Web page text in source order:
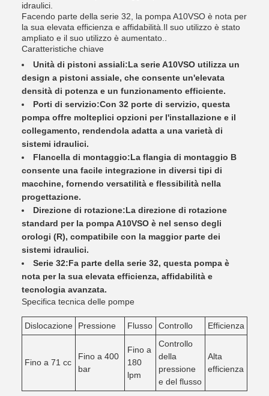
idraulici.
Facendo parte della serie 32, la pompa A10VSO è nota per
la sua elevata efficienza e affidabilità.Il suo utilizzo è stato
ampliato e il suo utilizzo è aumentato..
Caratteristiche chiave
Unità di pistoni assiali:La serie A10VSO utilizza un
design a pistoni assiale, che consente un'elevata
densità di potenza e un funzionamento efficiente.
Porti di servizio:Con 32 porte di servizio, questa
pompa offre molteplici opzioni per l'installazione e il
collegamento, rendendola adatta a una varietà di
sistemi idraulici.
Flancella di montaggio:La flangia di montaggio B
consente una facile integrazione in diversi tipi di
macchine, fornendo versatilità e flessibilità nella
progettazione.
Direzione di rotazione:La direzione di rotazione
standard per la pompa A10VSO è nel senso degli
orologi (R), compatibile con la maggior parte dei
sistemi idraulici.
Serie 32:Fa parte della serie 32, questa pompa è
nota per la sua elevata efficienza, affidabilità e
tecnologia avanzata.
Specifica tecnica delle pompe
Dislocazione Pressione Flusso Controllo Efficienza
Fino a 71 cc
Fino a 400
bar
Fino a
180
lpm
Controllo
della
pressione
e del flusso
Alta
efficienza